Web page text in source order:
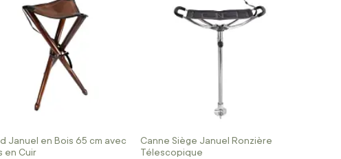
Januel en Bois 65 cm avec
en Cuir
Canne Siège Januel Ronzière
Télescopique